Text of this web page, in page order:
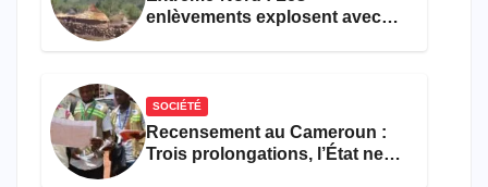
enlèvements explosent avec
SOCIÉTÉ
Recensement au Cameroun :
Trois prolongations, l’État ne